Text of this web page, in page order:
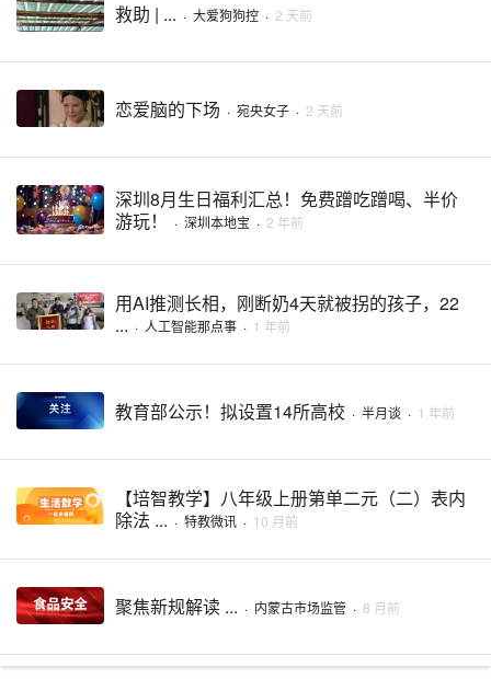
救助 | ... · 大爱狗狗控 · 2 天前
恋爱脑的下场 · 宛央女子 · 2 天前
深圳8月生日福利汇总！免费蹭吃蹭喝、半价
游玩！
· 深圳本地宝 · 2 年前
用AI推测长相，刚断奶4天就被拐的孩子，22
... · 人工智能那点事 · 1 年前
教育部公示！拟设置14所高校 · 半月谈 · 1 年前
【培智教学】八年级上册第单二元（二）表内
除法 ... · 特教微讯 · 10 月前
聚焦新规解读 ... · 内蒙古市场监管 · 8 月前